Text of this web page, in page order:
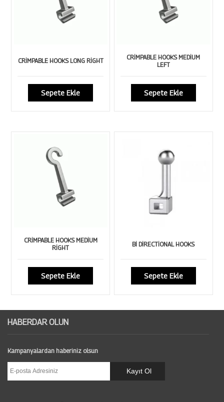
CRİMPABLE HOOKS LONG RİGHT
Sepete Ekle
CRİMPABLE HOOKS MEDİUM
LEFT
Sepete Ekle
CRİMPABLE HOOKS MEDİUM
RİGHT
Sepete Ekle
Bİ DİRECTİONAL HOOKS
Sepete Ekle
HABERDAR OLUN
Kampanyalardan haberiniz olsun